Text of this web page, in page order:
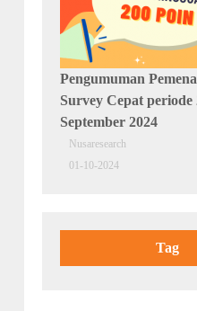
Pengumuman
Survey Cepat periode
September 2024
Nusaresearch
01-10-2024
Tag